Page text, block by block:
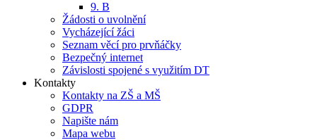
9. B
Žádosti o uvolnění
Vycházející žáci
Seznam věcí pro prvňáčky
Bezpečný internet
Závislosti spojené s využitím DT
Kontakty
Kontakty na ZŠ a MŠ
GDPR
Napište nám
Mapa webu